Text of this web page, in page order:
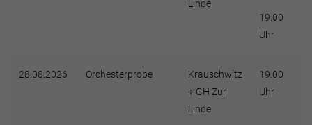
Linde
19.00
Uhr
28.08.2026 Orchesterprobe
Krauschwitz
+ GH Zur
Linde
19.00
Uhr